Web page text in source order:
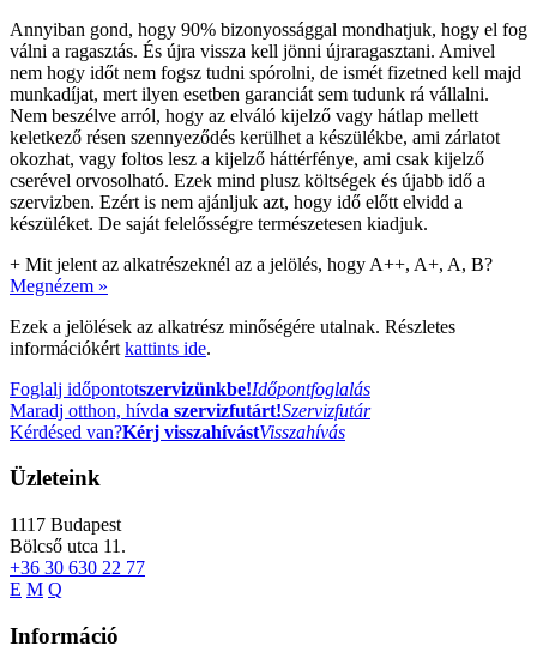
Annyiban gond, hogy 90% bizonyossággal mondhatjuk, hogy el fog
válni a ragasztás. És újra vissza kell jönni újraragasztani. Amivel
nem hogy időt nem fogsz tudni spórolni, de ismét fizetned kell majd
munkadíjat, mert ilyen esetben garanciát sem tudunk rá vállalni.
Nem beszélve arról, hogy az elváló kijelző vagy hátlap mellett
keletkező résen szennyeződés kerülhet a készülékbe, ami zárlatot
okozhat, vagy foltos lesz a kijelző háttérfénye, ami csak kijelző
cserével orvosolható. Ezek mind plusz költségek és újabb idő a
szervizben. Ezért is nem ajánljuk azt, hogy idő előtt elvidd a
készüléket. De saját felelősségre természetesen kiadjuk.
+ Mit jelent az alkatrészeknél az a jelölés, hogy A++, A+, A, B?
Megnézem »
Ezek a jelölések az alkatrész minőségére utalnak. Részletes
információkért kattints ide.
Foglalj időpontotszervizünkbe!Időpontfoglalás
Maradj otthon, hívda szervizfutárt!Szervizfutár
Kérdésed van?Kérj visszahívástVisszahívás
Üzleteink
1117 Budapest
Bölcső utca 11.
+36 30 630 22 77
E M Q
Információ